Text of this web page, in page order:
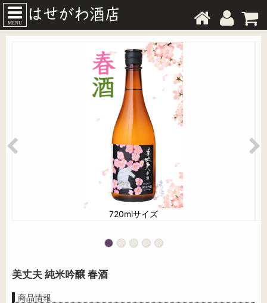
MENU
720mlサイズ
美丈夫 純米吟醸 春酒
商品情報